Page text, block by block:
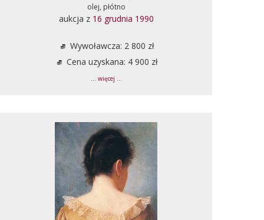
olej, płótno
aukcja z 16 grudnia 1990
Wywoławcza: 2 800 zł
Cena uzyskana: 4 900 zł
... więcej ...